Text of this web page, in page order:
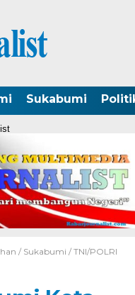
Sukabumi
/ Sukabumi / TNI/POLRI